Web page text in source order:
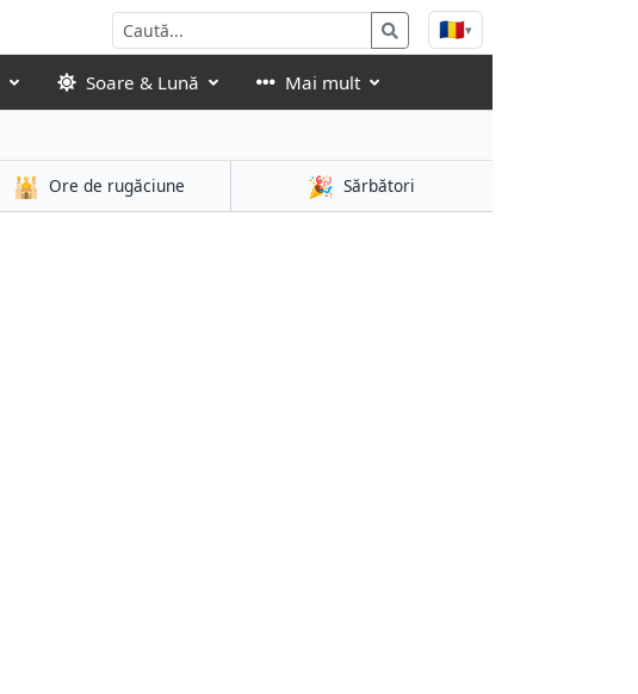
🇷🇴▾
Soare & Lună Mai mult
🕌 Ore de rugăciune 🎉 Sărbători